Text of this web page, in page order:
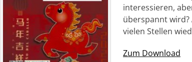
interessieren,
überspannt wird?
vielen Stellen
Zum Download